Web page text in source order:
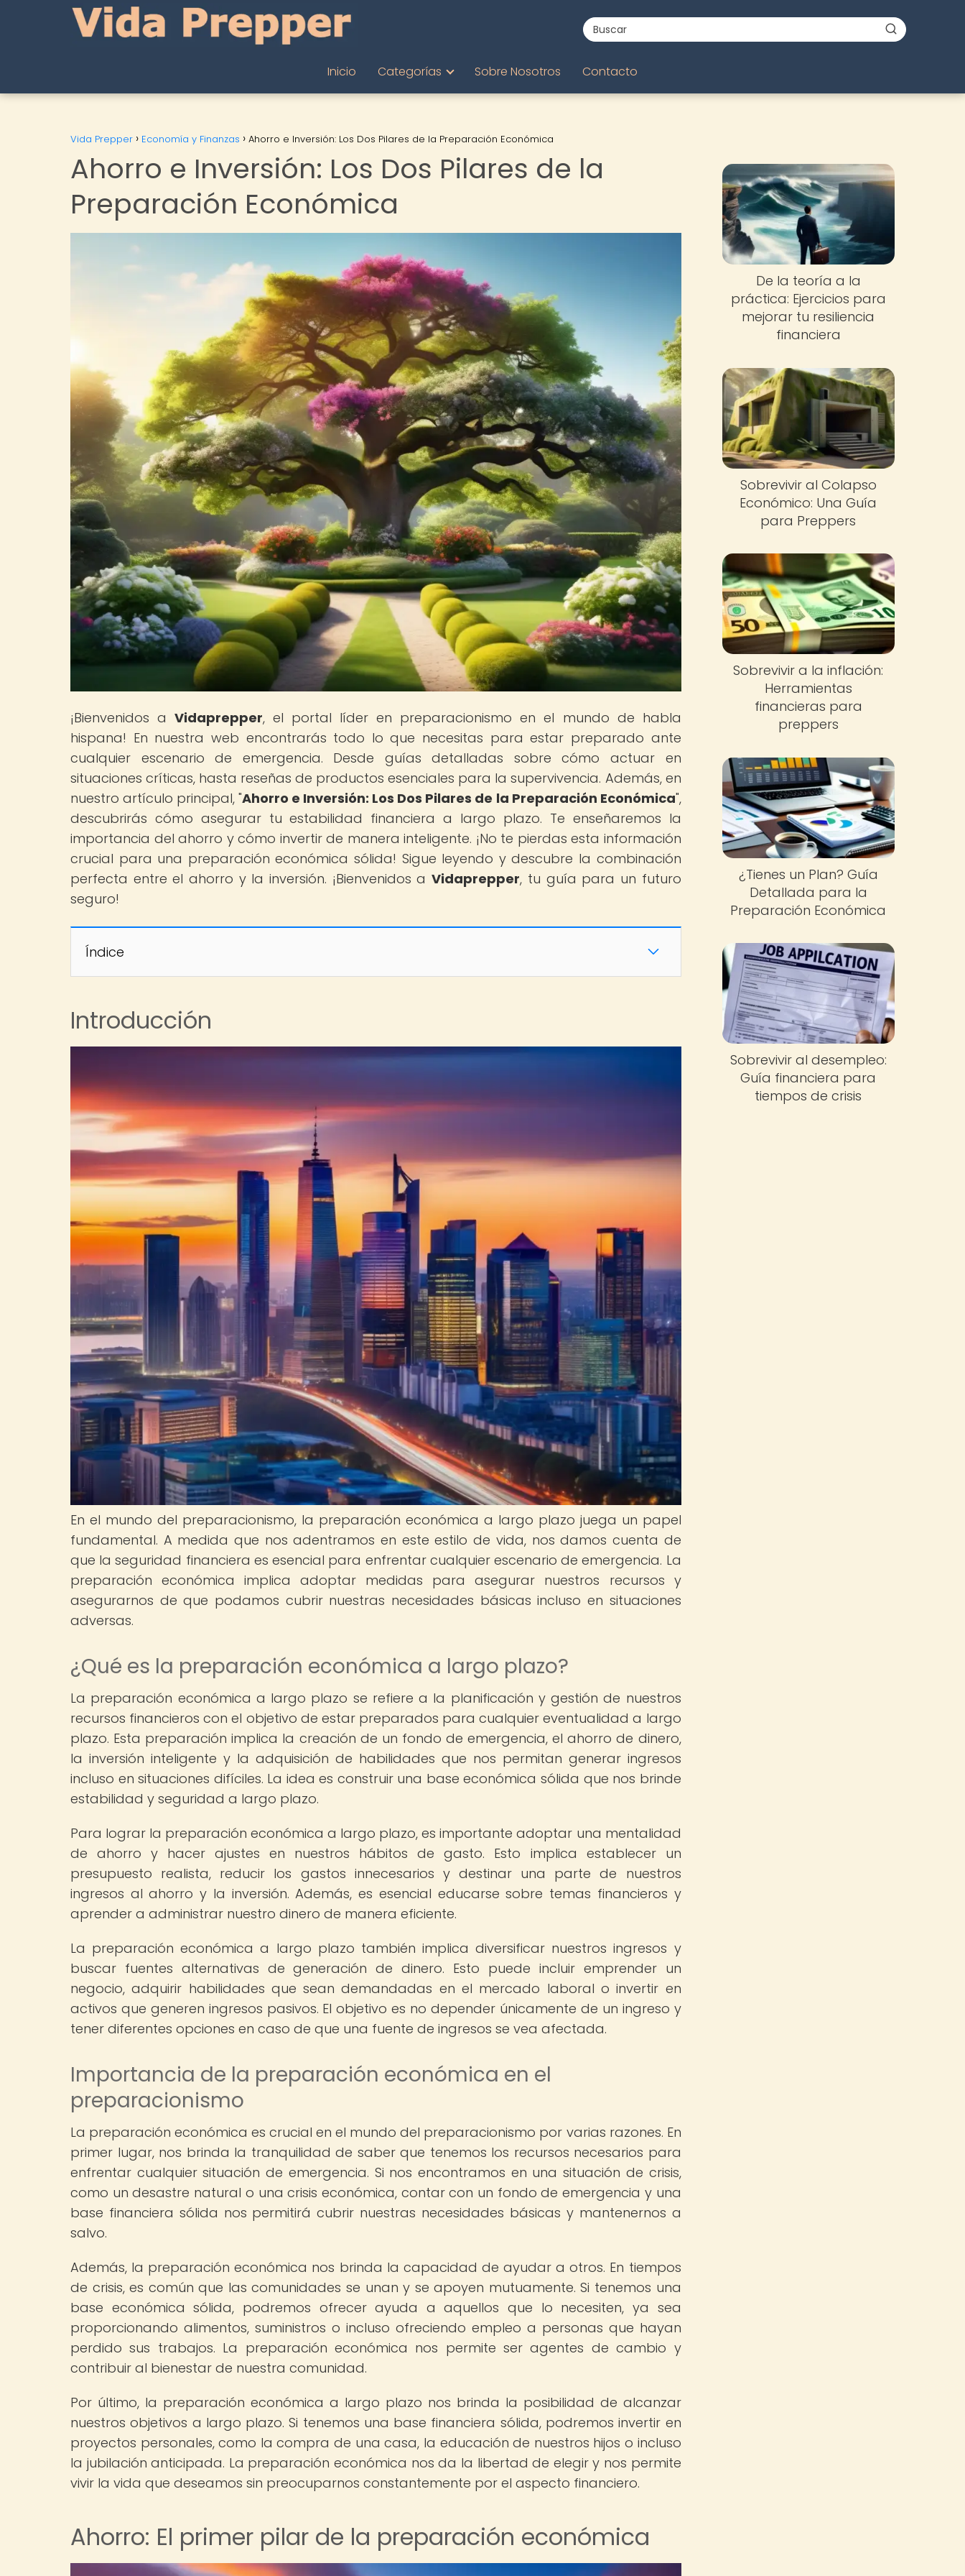
Inicio Categorías Sobre Nosotros Contacto
Vida Prepper Economía y Finanzas Ahorro e Inversión: Los Dos Pilares de la Preparación Económica
Ahorro e Inversión: Los Dos Pilares de la
Preparación Económica
¡Bienvenidos aVidaprepper, el portal líder en preparacionismo en el mundo de habla
hispana! En nuestra web encontrarás todo lo que necesitas para estar preparado ante
cualquier escenario de emergencia. Desde guías detalladas sobre cómo actuar en
situaciones críticas, hasta reseñas de productos esenciales para la supervivencia. Además, en
nuestro artículo principal, "Ahorro e Inversión: Los Dos Pilares de la Preparación Económica",
descubrirás cómo asegurar tu estabilidad financiera a largo plazo. Te enseñaremos la
importancia del ahorro y cómo invertir de manera inteligente. ¡No te pierdas esta información
crucial para una preparación económica sólida! Sigue leyendo y descubre la combinación
perfecta entre el ahorro y la inversión. ¡Bienvenidos aVidaprepper, tu guía para un futuro
seguro!
Índice
Introducción
En el mundo del preparacionismo, la preparación económica a largo plazo juega un papel
fundamental. A medida que nos adentramos en este estilo de vida, nos damos cuenta de
que la seguridad financiera es esencial para enfrentar cualquier escenario de emergencia. La
preparación económica implica adoptar medidas para asegurar nuestros recursos y
asegurarnos de que podamos cubrir nuestras necesidades básicas incluso en situaciones
adversas.
¿Qué es la preparación económica a largo plazo?
La preparación económica a largo plazo se refiere a la planificación y gestión de nuestros
recursos financieros con el objetivo de estar preparados para cualquier eventualidad a largo
plazo. Esta preparación implica la creación de un fondo de emergencia, el ahorro de dinero,
la inversión inteligente y la adquisición de habilidades que nos permitan generar ingresos
incluso en situaciones difíciles. La idea es construir una base económica sólida que nos brinde
estabilidad y seguridad a largo plazo.
Para lograr la preparación económica a largo plazo, es importante adoptar una mentalidad
de ahorro y hacer ajustes en nuestros hábitos de gasto. Esto implica establecer un
presupuesto realista, reducir los gastos innecesarios y destinar una parte de nuestros
ingresos al ahorro y la inversión. Además, es esencial educarse sobre temas financieros y
aprender a administrar nuestro dinero de manera eficiente.
La preparación económica a largo plazo también implica diversificar nuestros ingresos y
buscar fuentes alternativas de generación de dinero. Esto puede incluir emprender un
negocio, adquirir habilidades que sean demandadas en el mercado laboral o invertir en
activos que generen ingresos pasivos. El objetivo es no depender únicamente de un ingreso y
tener diferentes opciones en caso de que una fuente de ingresos se vea afectada.
Importancia de la preparación económica en el
preparacionismo
La preparación económica es crucial en el mundo del preparacionismo por varias razones. En
primer lugar, nos brinda la tranquilidad de saber que tenemos los recursos necesarios para
enfrentar cualquier situación de emergencia. Si nos encontramos en una situación de crisis,
como un desastre natural o una crisis económica, contar con un fondo de emergencia y una
base financiera sólida nos permitirá cubrir nuestras necesidades básicas y mantenernos a
salvo.
Además, la preparación económica nos brinda la capacidad de ayudar a otros. En tiempos
de crisis, es común que las comunidades se unan y se apoyen mutuamente. Si tenemos una
base económica sólida, podremos ofrecer ayuda a aquellos que lo necesiten, ya sea
proporcionando alimentos, suministros o incluso ofreciendo empleo a personas que hayan
perdido sus trabajos. La preparación económica nos permite ser agentes de cambio y
contribuir al bienestar de nuestra comunidad.
Por último, la preparación económica a largo plazo nos brinda la posibilidad de alcanzar
nuestros objetivos a largo plazo. Si tenemos una base financiera sólida, podremos invertir en
proyectos personales, como la compra de una casa, la educación de nuestros hijos o incluso
la jubilación anticipada. La preparación económica nos da la libertad de elegir y nos permite
vivir la vida que deseamos sin preocuparnos constantemente por el aspecto financiero.
Ahorro: El primer pilar de la preparación económica
De la teoría a la
práctica: Ejercicios para
mejorar tu resiliencia
financiera
Sobrevivir al Colapso
Económico: Una Guía
para Preppers
Sobrevivir a la inflación:
Herramientas
financieras para
preppers
¿Tienes un Plan? Guía
Detallada para la
Preparación Económica
Sobrevivir al desempleo:
Guía financiera para
tiempos de crisis